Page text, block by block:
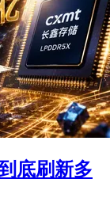
底刷新多